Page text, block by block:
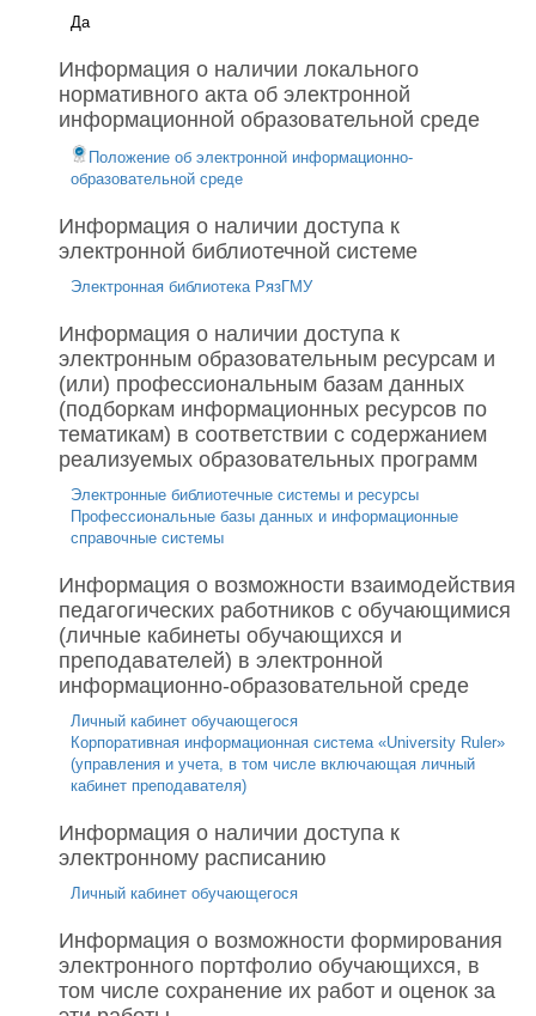
Да
Информация о наличии локального
нормативного акта об электронной
информационной образовательной среде
Положение об электронной информационно-
образовательной среде
Информация о наличии доступа к
электронной библиотечной системе
Электронная библиотека РязГМУ
Информация о наличии доступа к
электронным образовательным ресурсам и
(или) профессиональным базам данных
(подборкам информационных ресурсов по
тематикам) в соответствии с содержанием
реализуемых образовательных программ
Электронные библиотечные системы и ресурсы
Профессиональные базы данных и информационные
справочные системы
Информация о возможности взаимодействия
педагогических работников с обучающимися
(личные кабинеты обучающихся и
преподавателей) в электронной
информационно-образовательной среде
Личный кабинет обучающегося
Корпоративная информационная система «University Ruler»
(управления и учета, в том числе включающая личный
кабинет преподавателя)
Информация о наличии доступа к
электронному расписанию
Личный кабинет обучающегося
Информация о возможности формирования
электронного портфолио обучающихся, в
том числе сохранение их работ и оценок за